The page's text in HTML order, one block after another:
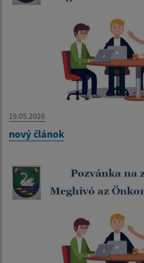
19.05.2026
nový článok